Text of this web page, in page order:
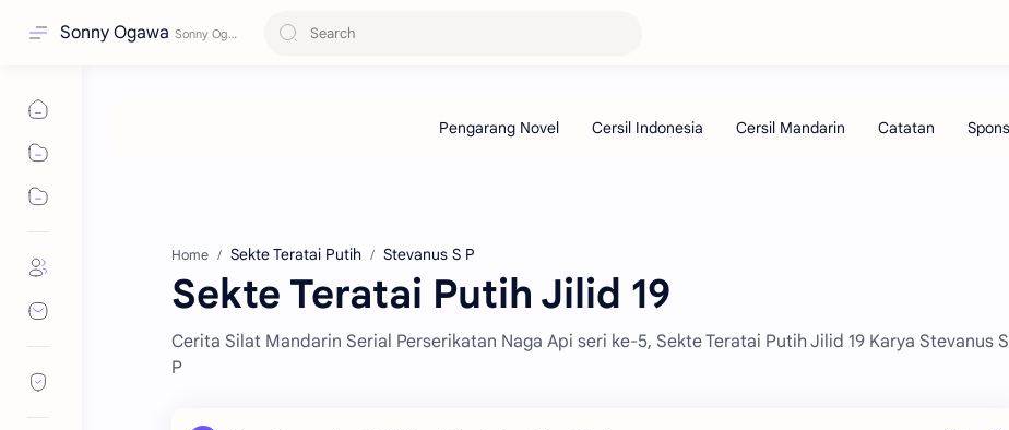
Sonny Ogawa
Home Sekte Teratai Putih Stevanus S P
Sekte Teratai Putih Jilid 19
Cerita Silat Mandarin Serial Perserikatan Naga Api seri ke-5, Sekte Teratai Putih Jilid 19 Karya Stevanus S
P